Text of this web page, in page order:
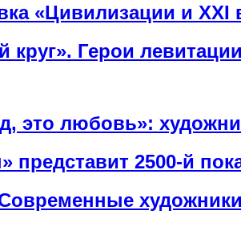
«Цивилизации и
круг». Герои
это любовь»:
представит 2500-й